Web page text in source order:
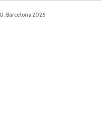
Barcelona 2026